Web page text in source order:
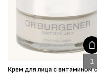
Крем для лица с витамином с